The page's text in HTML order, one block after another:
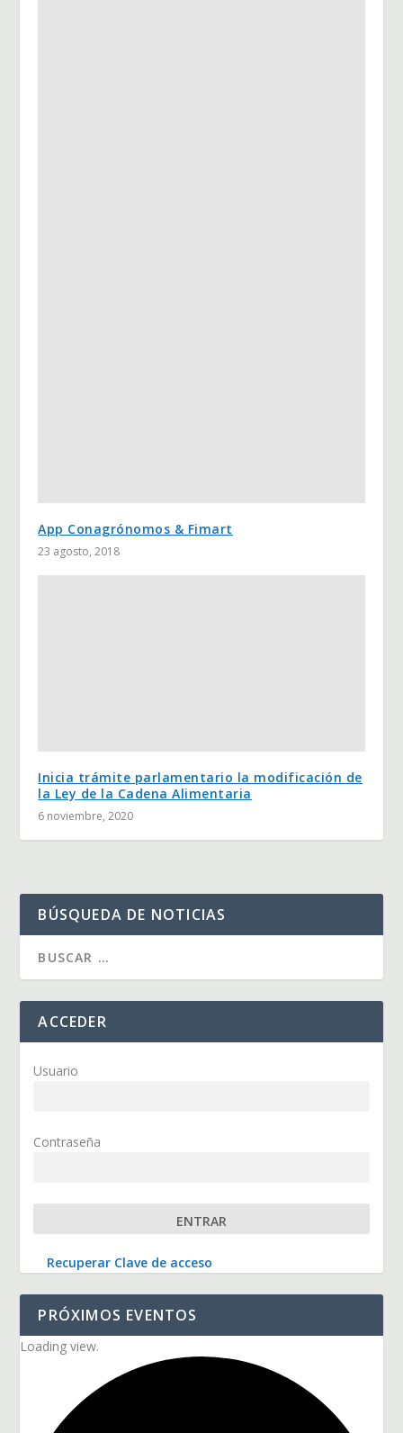
App Conagrónomos & Fimart
23 agosto, 2018
Inicia trámite parlamentario la modificación de
la Ley de la Cadena Alimentaria
6 noviembre, 2020
BÚSQUEDA DE NOTICIAS
ACCEDER
Usuario
Contraseña
Recuperar Clave de acceso
PRÓXIMOS EVENTOS
Loading view.